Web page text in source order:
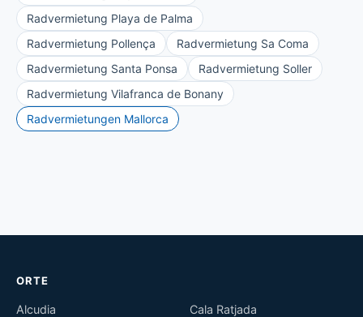
Radvermietung Playa de Palma
Radvermietung Pollença
Radvermietung Sa Coma
Radvermietung Santa Ponsa
Radvermietung Soller
Radvermietung Vilafranca de Bonany
Radvermietungen Mallorca
ORTE
Alcudia
Cala Ratjada